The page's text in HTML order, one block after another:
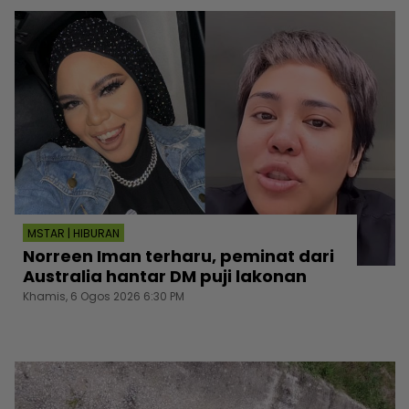
MSTAR | HIBURAN
Norreen Iman terharu, peminat dari
Australia hantar DM puji lakonan
Khamis, 6 Ogos 2026 6:30 PM